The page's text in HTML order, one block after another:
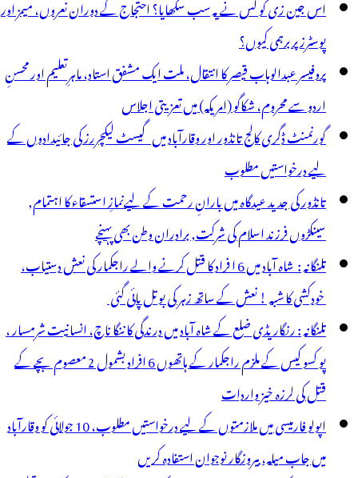
بارش
پیش
اس جین زی کو کس نے یہ سب سکھایا؟ احتجاج کے دوران نعروں، میمز اور
پوسٹرز پر برہمی کیوں؟
پروفیسر عبدالوہاب قیصر کا انتقال، ملت ایک مشفق استاد، ماہرِتعلیم اور محسنِ
اردو سے محروم، شکاگو (امریکہ) میں تعزیتی اجلاس
گورنمنٹ ڈگری کالج تانڈور اور وقارآباد میں گیسٹ لیکچررز کی جائیدادوں کے
لیے درخواستیں مطلوب
تانڈور کی جدید عیدگاہ میں بارانِ رحمت کے لیےنمازِ استسقاء کا اہتمام,
سینکڑوں فرزند اسلام کی شرکت, برادران وطن بھی پہنچے
تلنگانہ : شاہ آباد میں 6 ا فراد کا قتل کرنے والے راجکمار کی نعش دستیاب،
خودکشی کا شبہ ! نعش کے ساتھ زہر کی بوتل پائی گئی
تلنگانہ : رنگاریڈی ضلع کے شاہ آباد میں درندگی کا ننگا ناچ، انسانیت شرمسار ،
پو کسو کیس کے ملزم راجکمار کے ہاتھوں 6 افراد بشمول 2 معصوم بچے کے
قتل کی لرزہ خیز واردات
اپولو فارمیسی میں ملازمتوں کے لیے درخواستیں مطلوب، 10 جولائی کو وقارآباد
میں جاب میلہ، بیروزگار نوجوان استفادہ کریں